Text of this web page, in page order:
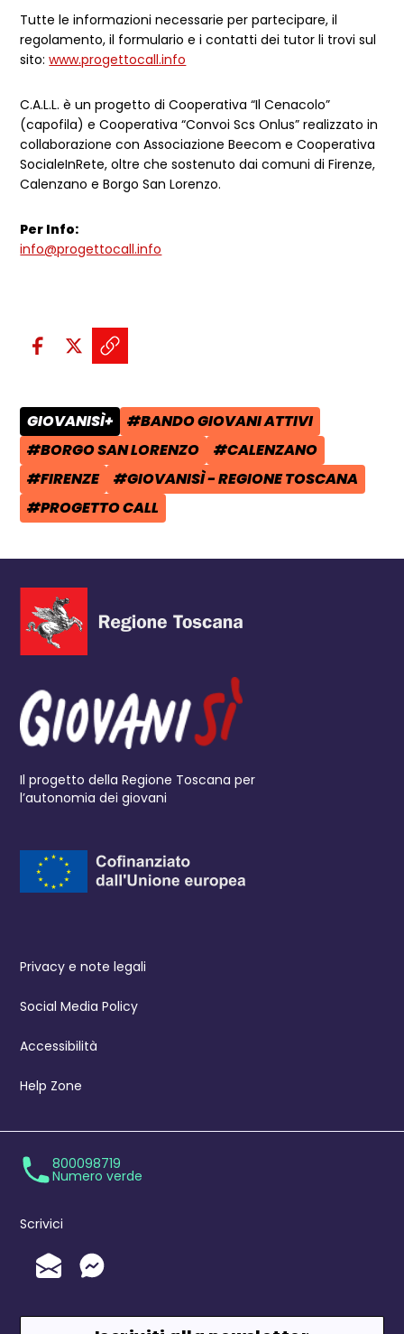
Tutte le informazioni necessarie per partecipare, il
regolamento, il formulario e i contatti dei tutor li trovi sul
sito:www.progettocall.info
C.A.L.L. è un progetto di Cooperativa “Il Cenacolo”
(capofila) e Cooperativa “Convoi Scs Onlus” realizzato in
collaborazione con Associazione Beecom e Cooperativa
SocialeInRete, oltre che sostenuto dai comuni di Firenze,
Calenzano e Borgo San Lorenzo.
Per Info:
info@progettocall.info
Condividi sui social:
Condividi su Facebook - apre
Condividi su X - apre una
Copia il link e condividi -
CATEGORIA POST:
GIOVANISÌ+ TAG:
#BANDO GIOVANI ATTIVI
TAG:
#BORGO SAN LORENZO TAG:
#CALENZANO
TAG:
#FIRENZE TAG:
#GIOVANISÌ - REGIONE TOSCANA
TAG:
#PROGETTO CALL
Il progetto della Regione Toscana per
l’autonomia dei giovani
Privacy e note legali
Social Media Policy
Accessibilità
Help Zone
800098719
Numero verde
Scrivici
Invia un'Email
Messenger